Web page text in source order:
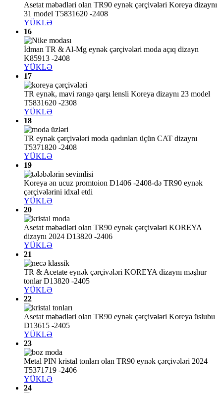
Asetat məbədləri olan TR90 eynək çərçivələri Koreya dizaynı
31 model T5831620 -2408
YÜKLƏ
16
İdman TR & Al-Mg eynək çərçivələri moda açıq dizayn
K85913 -2408
YÜKLƏ
17
TR eynək, mavi rəngə qarşı lensli Koreya dizaynı 23 model
T5831620 -2308
YÜKLƏ
18
TR eynək çərçivələri moda qadınları üçün CAT dizaynı
T5371820 -2408
YÜKLƏ
19
Koreya ən ucuz promtoion D1406 -2408-də TR90 eynək
çərçivələrini idxal etdi
YÜKLƏ
20
Asetat məbədləri olan TR90 eynək çərçivələri KOREYA
dizaynı 2024 D13820 -2406
YÜKLƏ
21
TR & Acetate eynək çərçivələri KOREYA dizaynı məşhur
tonlar D13820 -2405
YÜKLƏ
22
Asetat məbədləri olan TR90 eynək çərçivələri Koreya üslubu
D13615 -2405
YÜKLƏ
23
Metal PIN kristal tonları olan TR90 eynək çərçivələri 2024
T5371719 -2406
YÜKLƏ
24